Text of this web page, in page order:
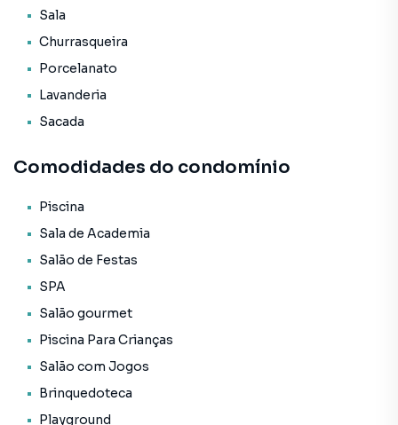
* Porcelanato;
O Empreendimento / Área de lazer:
* Piscina adulta;
* Academia;
* Playground;
* Salão de festas;
* Hall de entrada decorado e mobiliado;
* Bar;
* Elevador;
* Espaço gourmet.
> Valor total: R$ 4.468.000,00
> Entrada + 05 reforços anuais + saldo parcelado em até 60
vezes mensais
Sala
Churrasqueira
Porcelanato
Lavanderia
Sacada
Comodidades do condomínio
Piscina
Sala de Academia
Salão de Festas
SPA
Salão gourmet
Piscina Para Crianças
Salão com Jogos
Brinquedoteca
Playground